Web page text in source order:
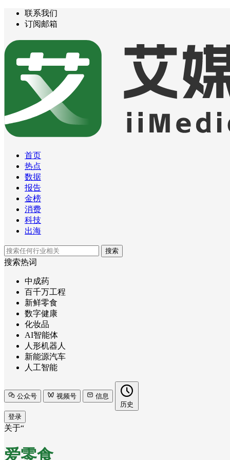
联系我们
订阅邮箱
首页
热点
数据
报告
金榜
消费
科技
出海
搜索
搜索热词
中成药
百千万工程
新鲜零食
数字健康
化妆品
AI智能体
人形机器人
新能源汽车
人工智能
公众号 视频号
信息
历史
登录
关于“
爱零食